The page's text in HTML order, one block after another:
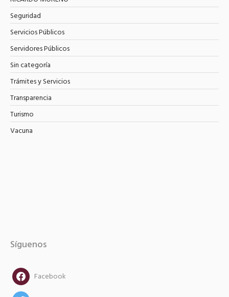
Seguridad
Servicios Públicos
Servidores Públicos
Sin categoría
Trámites y Servicios
Transparencia
Turismo
Vacuna
Síguenos
facebookFacebook